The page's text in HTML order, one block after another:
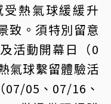
熱氣球緩緩升
致。須特別留意
活動開幕日（0
氣球繫留體驗活
07/05、07/16、